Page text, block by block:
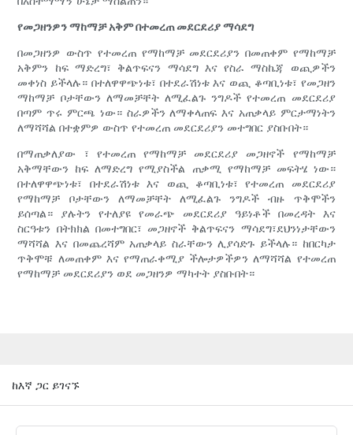
የመጋዘንዎን ማከማቻ አቅም በተመረጠ መደርደሪያ ማሳደግ
በመጋዘንዎ ውስጥ የተመረጠ የማከማቻ መደርደሪያን በመጠቀም የማከማቻ
አቅምን ከፍ ማድረግ፣ ቅልጥፍናን ማሳደግ እና የስራ ማስኬጃ ወጪዎችን
መቀነስ ይችላሉ። በተለዋዋጭነቱ፣ በተደራሽነቱ እና ወጪ ቆጣቢነቱ፣ የመጋዘን
ማከማቻ ቦታቸውን ለማመቻቸት ለሚፈልጉ ንግዶች የተመረጠ መደርደሪያ
በጣም ጥሩ ምርጫ ነው። ስራዎችን ለማቀላጠፍ እና አጠቃላይ ምርታማነትን
ለማሻሻል በተቋምዎ ውስጥ የተመረጠ መደርደሪያን መተግበር ያስቡበት።
በማጠቃለያው ፣ የተመረጠ የማከማቻ መደርደሪያ መጋዘኖች የማከማቻ
አቅማቸውን ከፍ ለማድረግ የሚያስችል ጠቃሚ የማከማቻ መፍትሄ ነው።
በተለዋዋጭነቱ፣ በተደራሽነቱ እና ወጪ ቆጣቢነቱ፣ የተመረጠ መደርደሪያ
የማከማቻ ቦታቸውን ለማመቻቸት ለሚፈልጉ ንግዶች ብዙ ጥቅሞችን
ይሰጣል። ያሉትን የተለያዩ የመራጭ መደርደሪያ ዓይነቶች በመረዳት እና
ስርዓቱን በትክክል በመተግበር፣ መጋዘኖች ቅልጥፍናን ማሳደግ፣ደህንነታቸውን
ማሻሻል እና በመጨረሻም አጠቃላይ ስራቸውን ሊያሳድጉ ይችላሉ። ከበርካታ
ጥቅሞቹ ለመጠቀም እና የማጠራቀሚያ ችሎታዎችዎን ለማሻሻል የተመረጠ
የማከማቻ መደርደሪያን ወደ መጋዘንዎ ማካተት ያስቡበት።
ከእኛ ጋር ይገናኙ